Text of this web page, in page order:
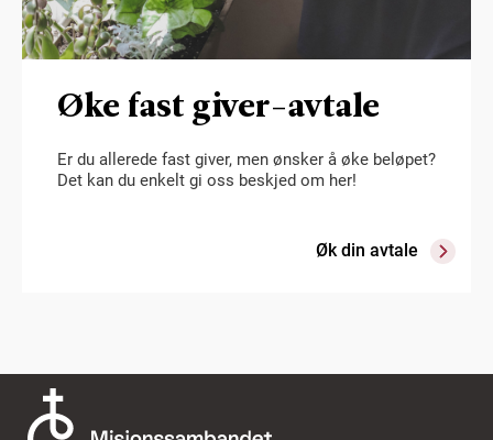
Øke fast giver-avtale
Er du allerede fast giver, men ønsker å øke beløpet?
Det kan du enkelt gi oss beskjed om her!
Øk din avtale